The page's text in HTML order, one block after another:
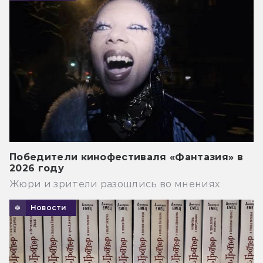
Победители кинофестиваля «Фантазия» в
2026 году
Жюри и зрители разошлись во мнениях
Новости